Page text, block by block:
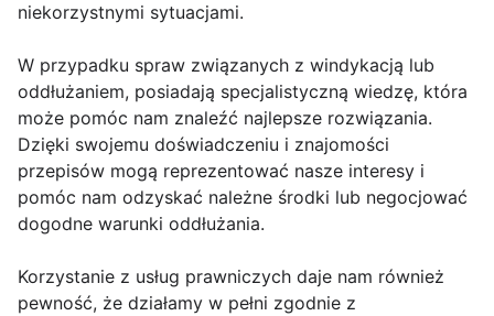
niekorzystnymi sytuacjami.
W przypadku spraw związanych z windykacją lub
oddłużaniem, posiadają specjalistyczną wiedzę, która
może pomóc nam znaleźć najlepsze rozwiązania.
Dzięki swojemu doświadczeniu i znajomości
przepisów mogą reprezentować nasze interesy i
pomóc nam odzyskać należne środki lub negocjować
dogodne warunki oddłużania.
Korzystanie z usług prawniczych daje nam również
pewność, że działamy w pełni zgodnie z